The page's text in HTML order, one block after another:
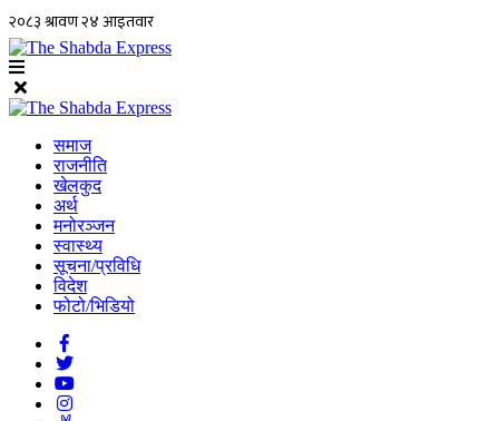
समाज
राजनीति
खेलकुद
अर्थ
मनोरञ्जन
स्वास्थ्य
सूचना/प्रविधि
विदेश
फोटो/भिडियो